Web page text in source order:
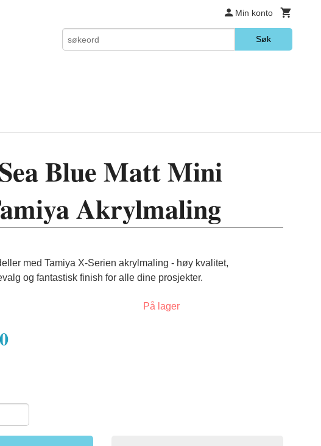
Min konto
Søk
Blue Matt Mini
Akrylmaling
med Tamiya X-Serien akrylmaling - høy kvalitet,
og fantastisk finish for alle dine prosjekter.
På lager